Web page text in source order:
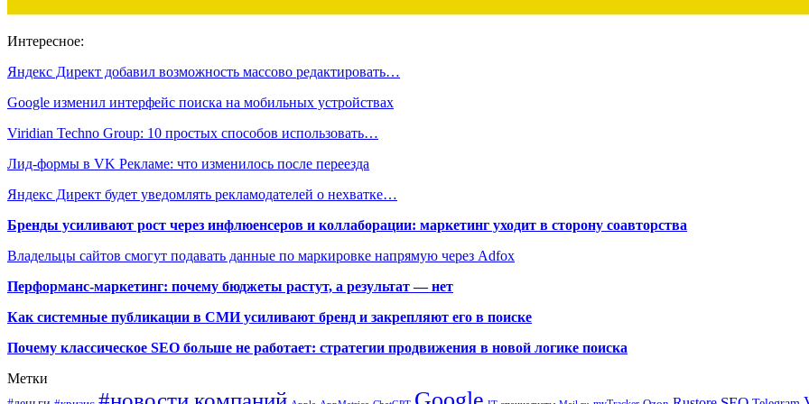
Интересное:
Яндекс Директ добавил возможность массово редактировать…
Google изменил интерфейс поиска на мобильных устройствах
Viridian Techno Group: 10 простых способов использовать…
Лид-формы в VK Рекламе: что изменилось после переезда
Яндекс Директ будет уведомлять рекламодателей о нехватке…
Бренды усиливают рост через инфлюенсеров и коллаборации: маркетинг уходит в сторону соавторства
Владельцы сайтов смогут подавать данные по маркировке напрямую через Adfox
Перформанс-маркетинг: почему бюджеты растут, а результат — нет
Как системные публикации в СМИ усиливают бренд и закрепляют его в поиске
Почему классическое SEO больше не работает: стратегии продвижения в новой логике поиска
Метки